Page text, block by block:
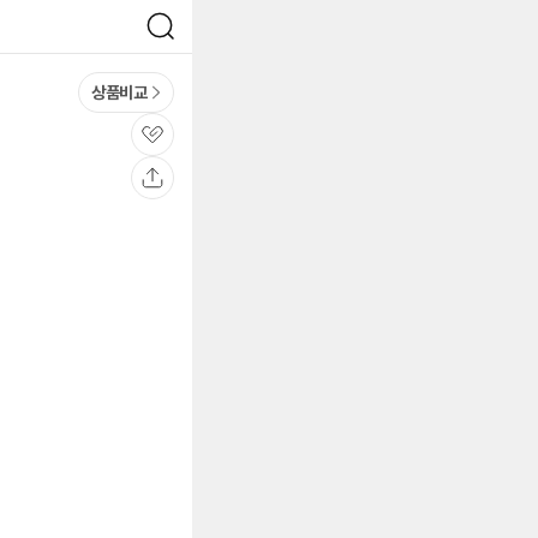
검
색
상품비교
관
심